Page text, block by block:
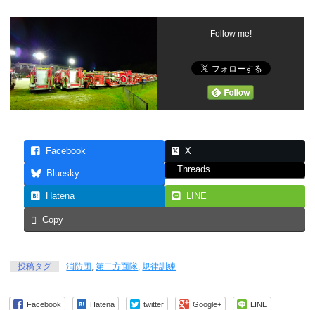
Follow me!
Facebook X
Bluesky Threads
Hatena LINE
Copy
投稿タグ 消防団 ,第二方面隊,規律訓練
Facebook Hatena twitter Google+ LINE